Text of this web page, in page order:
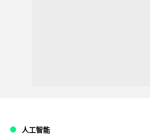
人工智能